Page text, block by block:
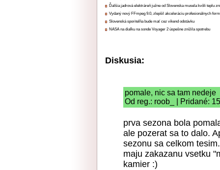
Ďalšia jadrová elektráreň južne od Slovenska musela kvôli teplu
Vydaný nový FFmpeg 9.0, zlepšil akceleráciu profesionálnych
Slovenská sporiteľňa bude mať cez víkend odstávku
NASA na diaľku na sonde Voyager 2 úspešne znížila spotrebu
Diskusia:
pomale, nic sa tam nedeje
Od reg.: roob_ | Pridané:
prva sezona bola
ale pozerat sa to dalo.
sezonu sa celkom
maju zakazanu vsetku
kamier :)